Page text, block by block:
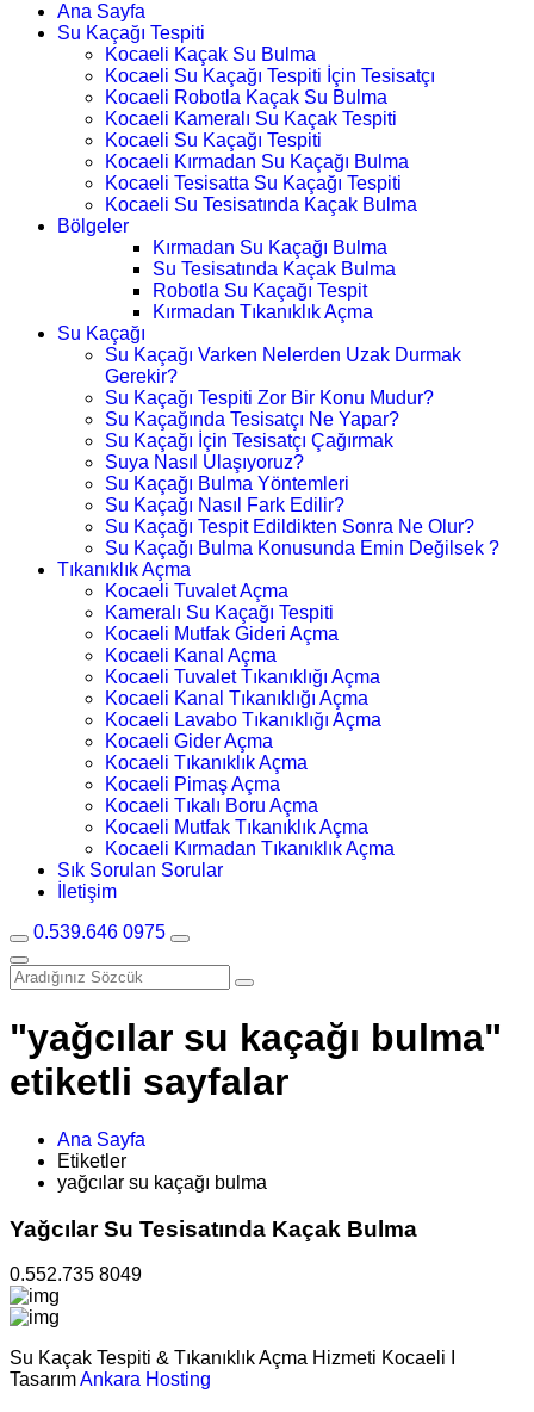
Ana Sayfa
Su Kaçağı Tespiti
Kocaeli Kaçak Su Bulma
Kocaeli Su Kaçağı Tespiti İçin Tesisatçı
Kocaeli Robotla Kaçak Su Bulma
Kocaeli Kameralı Su Kaçak Tespiti
Kocaeli Su Kaçağı Tespiti
Kocaeli Kırmadan Su Kaçağı Bulma
Kocaeli Tesisatta Su Kaçağı Tespiti
Kocaeli Su Tesisatında Kaçak Bulma
Bölgeler
Kırmadan Su Kaçağı Bulma
Su Tesisatında Kaçak Bulma
Robotla Su Kaçağı Tespit
Kırmadan Tıkanıklık Açma
Su Kaçağı
Su Kaçağı Varken Nelerden Uzak Durmak
Gerekir?
Su Kaçağı Tespiti Zor Bir Konu Mudur?
Su Kaçağında Tesisatçı Ne Yapar?
Su Kaçağı İçin Tesisatçı Çağırmak
Suya Nasıl Ulaşıyoruz?
Su Kaçağı Bulma Yöntemleri
Su Kaçağı Nasıl Fark Edilir?
Su Kaçağı Tespit Edildikten Sonra Ne Olur?
Su Kaçağı Bulma Konusunda Emin Değilsek ?
Tıkanıklık Açma
Kocaeli Tuvalet Açma
Kameralı Su Kaçağı Tespiti
Kocaeli Mutfak Gideri Açma
Kocaeli Kanal Açma
Kocaeli Tuvalet Tıkanıklığı Açma
Kocaeli Kanal Tıkanıklığı Açma
Kocaeli Lavabo Tıkanıklığı Açma
Kocaeli Gider Açma
Kocaeli Tıkanıklık Açma
Kocaeli Pimaş Açma
Kocaeli Tıkalı Boru Açma
Kocaeli Mutfak Tıkanıklık Açma
Kocaeli Kırmadan Tıkanıklık Açma
Sık Sorulan Sorular
İletişim
0.539.646 0975
"yağcılar su kaçağı bulma"
etiketli sayfalar
Ana Sayfa
Etiketler
yağcılar su kaçağı bulma
Yağcılar Su Tesisatında Kaçak Bulma
0.552.735 8049
Su Kaçak Tespiti & Tıkanıklık Açma Hizmeti Kocaeli I
TasarımAnkara Hosting